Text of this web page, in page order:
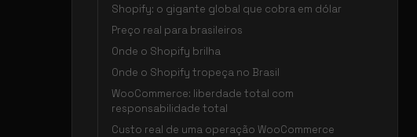
Shopify: o gigante global que cobra em dólar
Preço real para brasileiros
Onde o Shopify brilha
Onde o Shopify tropeça no Brasil
WooCommerce: liberdade total com
responsabilidade total
Custo real de uma operação WooCommerce